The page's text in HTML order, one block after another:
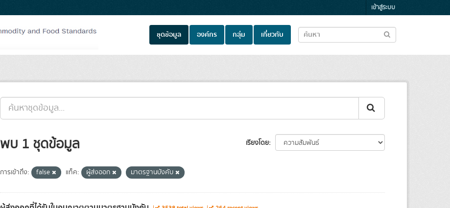
เข้าสู่ระบบ
ชุดข้อมูล องค์กร กลุ่ม เกี่ยวกับ
เรียงโดย
พบ 1 ชุดข้อมูล
การเข้าถึง: false แท็ค: ผู้ส่งออก มาตรฐานบังคับ